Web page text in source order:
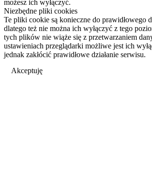
możesz ich wyłączyć.
Niezbędne pliki cookies
Te pliki cookie są konieczne do prawidłowego
dlatego też nie można ich wyłączyć z tego
tych plików nie wiąże się z przetwarzaniem
ustawieniach przeglądarki możliwe jest ich
jednak zakłócić prawidłowe działanie serwisu.
Akceptuję